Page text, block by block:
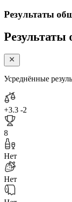
Результаты
Результаты
Усреднённые
+3.3 -2
8
Нет
Нет